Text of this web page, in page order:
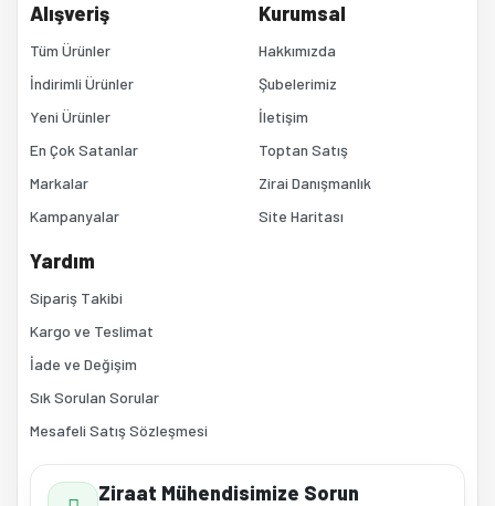
Alışveriş
Tüm Ürünler
İndirimli Ürünler
Yeni Ürünler
En Çok Satanlar
Markalar
Kampanyalar
Kurumsal
Hakkımızda
Şubelerimiz
İletişim
Toptan Satış
Zirai Danışmanlık
Site Haritası
Yardım
Sipariş Takibi
Kargo ve Teslimat
İade ve Değişim
Sık Sorulan Sorular
Mesafeli Satış Sözleşmesi
Ziraat Mühendisimize Sorun